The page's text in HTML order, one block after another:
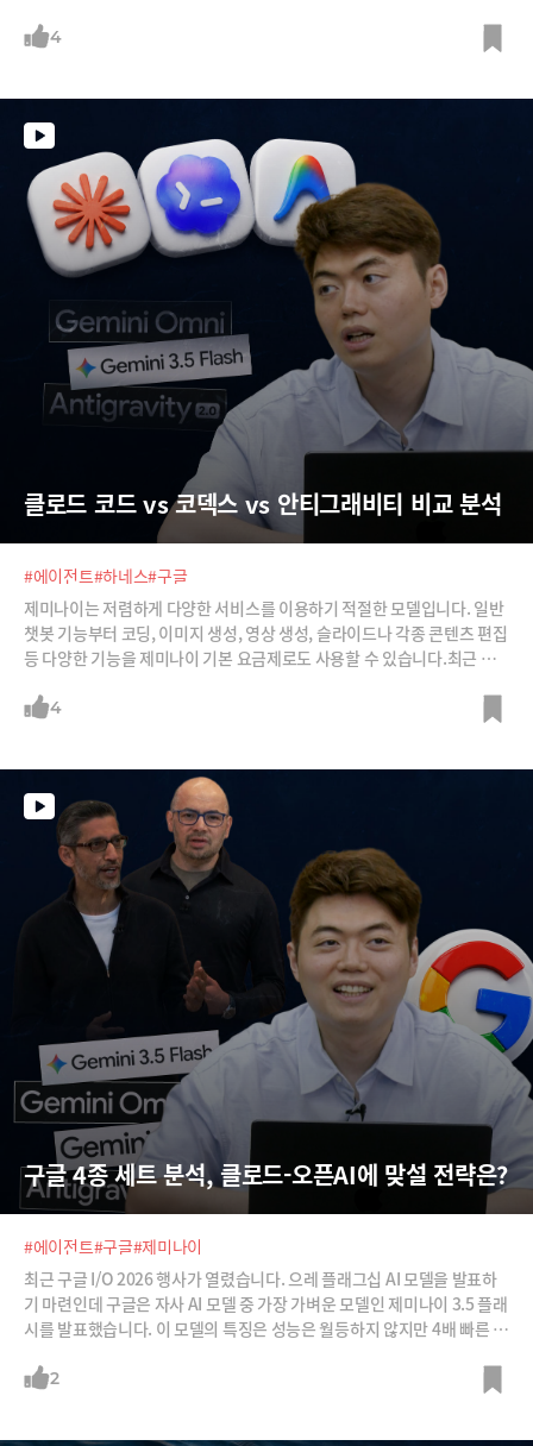
션의 대두③ 구글 I/O에서 확인된 비즈니스용 B2B 온디바이스 AI 에이전
4
클로드 코드 vs 코덱스 vs 안티그래비티 비교 분석
#에이전트#하네스#구글
제미나이는 저렴하게 다양한 서비스를 이용하기 적절한 모델입니다. 일반
챗봇 기능부터 코딩, 이미지 생성, 영상 생성, 슬라이드나 각종 콘텐츠 편집
등 다양한 기능을 제미나이 기본 요금제로도 사용할 수 있습니다.최근 공
미나이 3.5 플래시 모델을 활용한 안티그래비티 코딩을 직접 시연해 봤습
는 사용자가 좋아할만한 다양한 기능을 알아서 추가해주는 것이 장점으로
꼽혔습니다.하지만, 단점도 있었는데요. 어떤 점에서 다른 모델에 비해 부
족함이 있었을까요? 늘 새로운 툴들을 쉽고 재미있게 알려주는 최지웅 유
캔랩스 대표가 여러분들께 비교 시연을 보여드립니다.
4
구글 4종 세트 분석, 클로드-오픈AI에 맞설 전략은?
#에이전트#구글#제미나이
최근 구글 I/O 2026 행사가 열렸습니다. 으레 플래그십 AI 모델을 발표하
기 마련인데 구글은 자사 AI 모델 중 가장 가벼운 모델인 제미나이 3.5 플래
시를 발표했습니다. 이 모델의 특징은 성능은 월등하지 않지만 4배 빠른 속
려는 구글의 전략이 드러나는 대목입니다.또한 옴니, 스파크, 안티그래비
2